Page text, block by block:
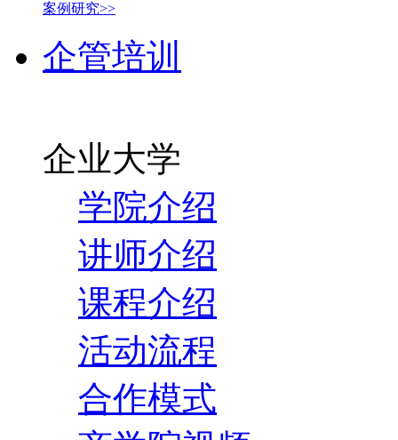
案例研究>>
企管培训
企业大学
学院介绍
讲师介绍
课程介绍
活动流程
合作模式